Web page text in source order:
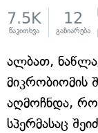
7.5K
წაკითხვა
12
გაზიარება
ალბათ,
მიკრობიომის
აღმოჩნდა,
სპერმასაც